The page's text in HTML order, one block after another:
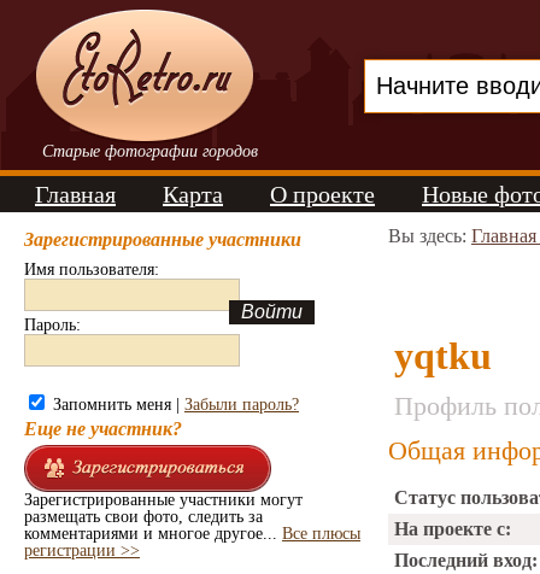
Старые фотографии городов
Главная Карта О проекте Новые
Зарегистрированные участники
Имя пользователя:
Пароль:
Запомнить меня | Забыли пароль?
Еще не участник?
Зарегистрированные участники могут
размещать свои фото, следить за
комментариями и многое другое... Все плюсы
регистрации >>
Вы здесь:
yqtku
Профиль
Общая
Статус
На проекте с:
Последний вход: